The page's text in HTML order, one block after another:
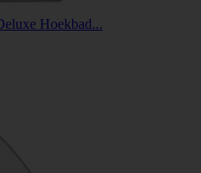
Hoekbad...